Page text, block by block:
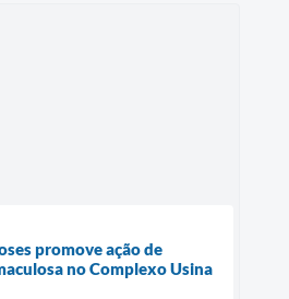
promove ação de
no Complexo Usina